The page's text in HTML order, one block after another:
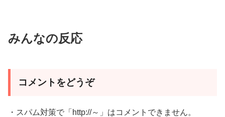
みんなの反応
コメントをどうぞ
・スパム対策で「http://～」はコメントできません。